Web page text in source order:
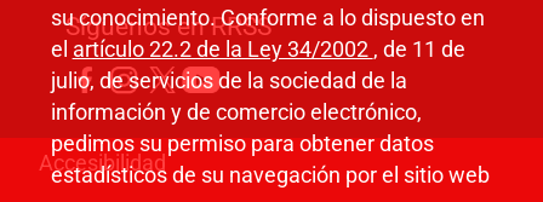
Síguenos en RRSS
Pie de página
Accesibilidad
su conocimiento. Conforme a lo dispuesto en
el artículo 22.2 de la Ley 34/2002 , de 11 de
julio, de servicios de la sociedad de la
información y de comercio electrónico,
pedimos su permiso para obtener datos
estadísticos de su navegación por el sitio web